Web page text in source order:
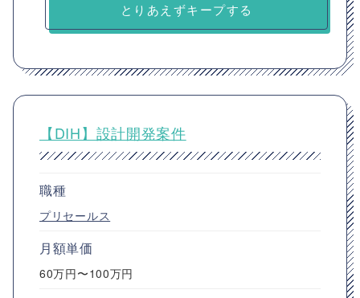
とりあえずキープする
【DIH】設計開発案件
職種
プリセールス
月額単価
60万円〜100万円